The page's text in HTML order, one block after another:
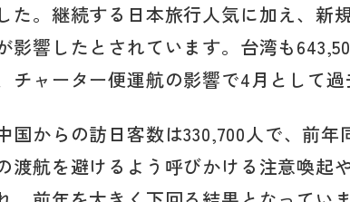
た。継続する日本旅行人気に加え、新
影響したとされています。台湾も
チャーター便運航の影響で4月として過
国からの訪日客数は330,700人で、前年
渡航を避けるよう呼びかける注意喚起